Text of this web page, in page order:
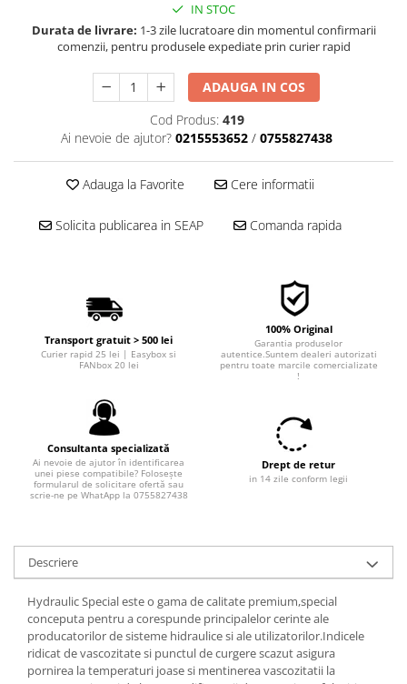
■ Filtre aditivi
■ Filtre epurator
■ Filtre agent racire
Filtre aditivi
Filtre agent racire
Filtre ulei
Filtre habitaclu
Filtre hidraulice
Sistem franare
Placute frana
Discuri frana
Saboti frana
Senzori uzura placute
Cablu frana de mana
Suport etrier
Electrice
Bujii incandescente
Distributie
Kit distributie
IN STOC
Durata de livrare: 1-3 zile lucratoare din momentul confirmarii
comenzii, pentru produsele expediate prin curier rapid
ADAUGA IN COS
Cod Produs: 419
Ai nevoie de ajutor? 0215553652 / 0755827438
Adauga la Favorite Cere informatii
Solicita publicarea in SEAP Comanda rapida
Transport gratuit > 500 lei
Curier rapid 25 lei | Easybox si
FANbox 20 lei
100% Original
Garantia produselor
autentice.Suntem dealeri autorizati
pentru toate marcile comercializate
!
Consultanta specializată
Ai nevoie de ajutor în identificarea
unei piese compatibile? Folosește
formularul de solicitare ofertă sau
scrie-ne pe WhatApp la 0755827438
Drept de retur
in 14 zile conform legii
Descriere
Hydraulic Special este o gama de calitate premium,special
conceputa pentru a corespunde principalelor cerinte ale
producatorilor de sisteme hidraulice si ale utilizatorilor.Indicele
ridicat de vascozitate si punctul de curgere scazut asigura
pornirea la temperaturi joase si mentinerea vascozitatii la